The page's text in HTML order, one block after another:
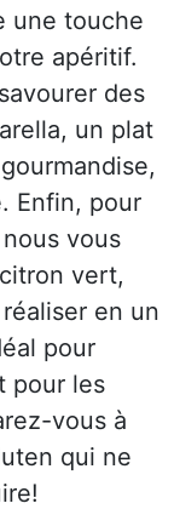
une touche
apéritif.
des
un plat
Enfin, pour
vous
vert,
en un
pour
pour les
vous à
qui ne